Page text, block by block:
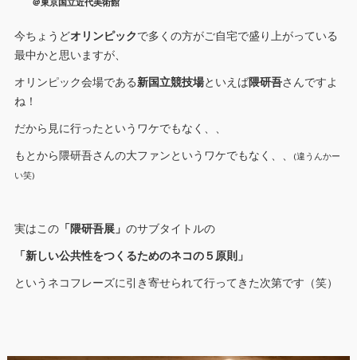
＠東京国立近代美術館
今ちょうどオリンピックで多くの方がご自宅で盛り上がっている
最中かと思いますが、
オリンピック会場である新国立競技場といえば隈研吾さんですよ
ね！
だから見に行ったというワケでもなく、、
もとから隈研吾さんの大ファンというワケでもなく、、
(違うんかー
い笑)
実はこの「隈研吾展」 のサブタイトルの
「新しい公共性をつくるためのネコの５原則」
というネコフレーズに引き寄せられて行ってきた次第です（笑）